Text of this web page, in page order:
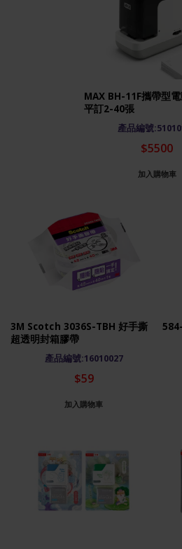
MAX BH-11F攜帶型
平訂2-40張
產品編號
$5500
加入購物車
3M Scotch 3036S-TBH 好手撕
超透明封箱膠帶
產品編號:16010027
$59
加入購物車